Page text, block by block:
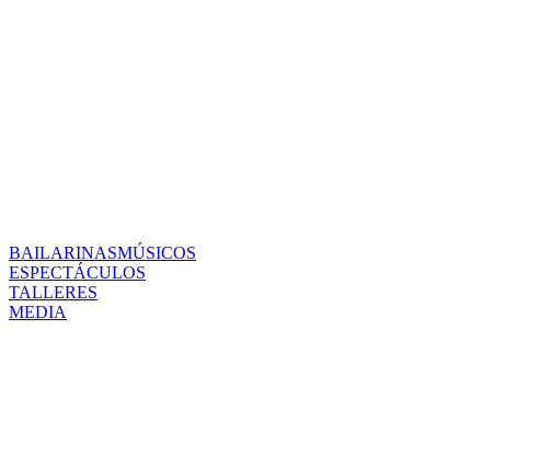
BAILARINASMÚSICOS
ESPECTÁCULOS
TALLERES
MEDIA